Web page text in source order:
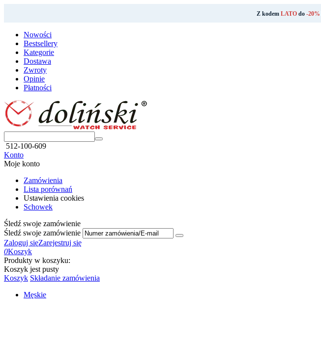
Z kodem LATOdo -20%
Nowości
Bestsellery
Kategorie
Dostawa
Zwroty
Opinie
Płatności
512-100-609
Konto
Moje konto
Zamówienia
Lista porównań
Ustawienia cookies
Schowek
Śledź swoje zamówienie
Śledź swoje zamówienie
Zaloguj sięZarejestruj się
0Koszyk
Produkty w koszyku:
Koszyk jest pusty
Koszyk Składanie zamówienia
Męskie